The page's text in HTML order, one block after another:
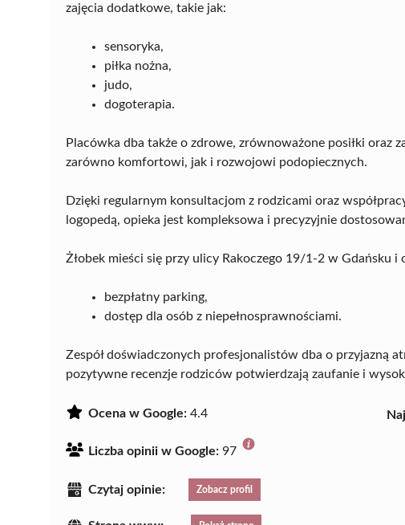
zajęcia dodatkowe, takie jak:
sensoryka,
piłka nożna,
judo,
dogoterapia.
Placówka dba także o zdrowe, zrównoważone posiłki oraz
zarówno komfortowi, jak i rozwojowi podopiecznych.
Dzięki regularnym konsultacjom z rodzicami oraz
logopedą, opieka jest kompleksowa i precyzyjnie
Żłobek mieści się przy ulicy Rakoczego 19/1-2 w Gdańsku
bezpłatny parking,
dostęp dla osób z niepełnosprawnościami.
Zespół doświadczonych profesjonalistów dba o przyjazną
pozytywne recenzje rodziców potwierdzają zaufanie i
Ocena w Google: 4.4
Liczba opinii w Google: 97
Czytaj opinie: Zobacz profil